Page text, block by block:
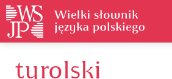
Historia słownika
tyrolski